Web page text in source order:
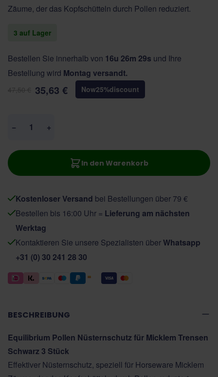
Zäume, der das Kopfschütteln durch Pollen reduziert.
3 auf Lager
Bestellen Sie innerhalb von 16u 26m 28s und Ihre
Bestellung wird Montag versandt.
35,63 € Now25%discount
− +
In den Warenkorb
Kostenloser Versand bei Bestellungen über 79 €
Bestellen bis 16:00 Uhr = Lieferung am nächsten
Werktag
Kontaktieren Sie unsere Spezialisten überWhatsapp
+31 (0) 30 241 28 30
BESCHREIBUNG
Equilibrium Pollen Nüsternschutz für Micklem Trensen
Schwarz 3 Stück
Effektiver Nüsternschutz, speziell für Horseware Micklem